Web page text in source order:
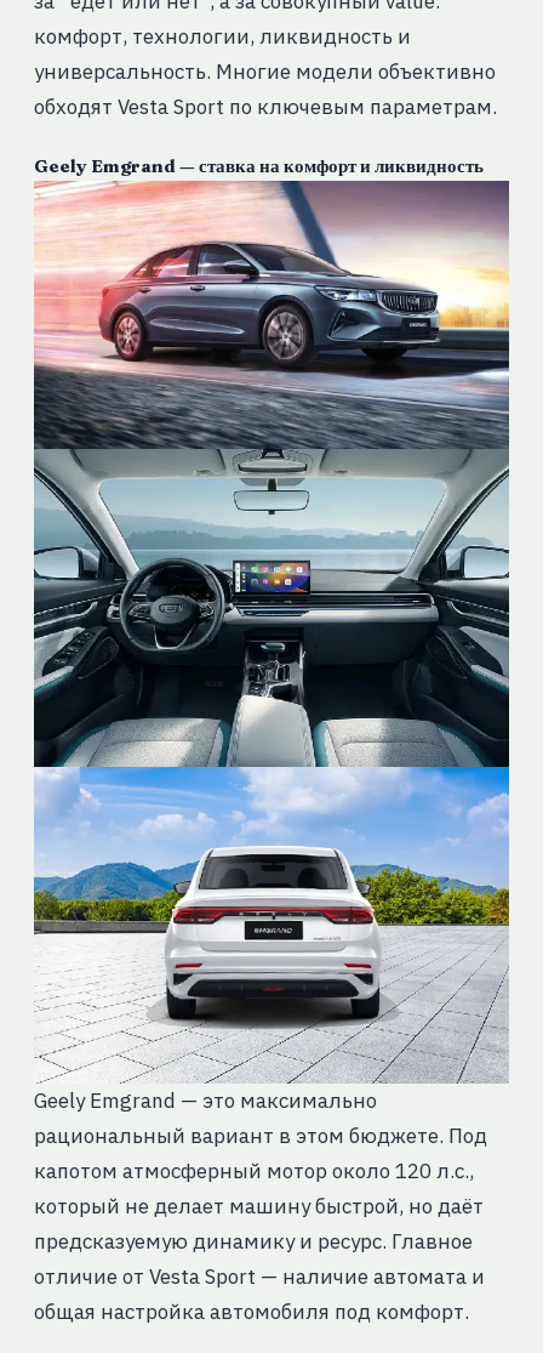
комфорт, технологии, ликвидность и
универсальность. Многие модели объективно
обходят Vesta Sport по ключевым параметрам.
Geely Emgrand — ставка на комфорт и ликвидность
Geely Emgrand — это максимально
рациональный вариант в этом бюджете. Под
капотом атмосферный мотор около 120 л.с.,
который не делает машину быстрой, но даёт
предсказуемую динамику и ресурс. Главное
отличие от Vesta Sport — наличие автомата и
общая настройка автомобиля под комфорт.